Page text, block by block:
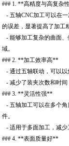
### 1. **高精度与高复杂
- 五轴CNC加工可以在
的误差，显著提高了加工
- 能够加工复杂的曲面
域。
### 2. **加工效率高**
- 通过五轴联动，可以以
- 减少了装夹次数和时间
### 3. **灵活性强**
- 五轴加工可以在多个
件。
- 适用于多面加工，减少
### 4. **表面质量好**